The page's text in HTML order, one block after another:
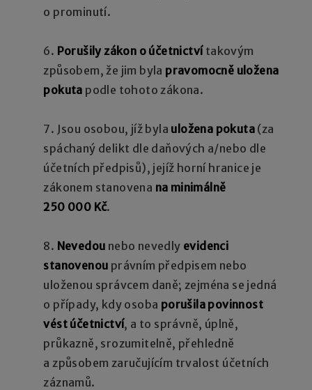
o prominutí.
6. Porušily zákon o účetnictví takovým
způsobem, že jim byla pravomocně uložena
pokuta podle tohoto zákona.
7. Jsou osobou, jíž byla uložena pokuta (za
spáchaný delikt dle daňových a/nebo dle
účetních předpisů), jejíž horní hranice je
zákonem stanovena na minimálně
250 000 Kč.
8. Nevedou nebo nevedly evidenci
stanovenou právním předpisem nebo
uloženou správcem daně; zejména se jedná
o případy, kdy osoba porušila povinnost
vést účetnictví, a to správně, úplně,
průkazně, srozumitelně, přehledně
a způsobem zaručujícím trvalost účetních
záznamů.